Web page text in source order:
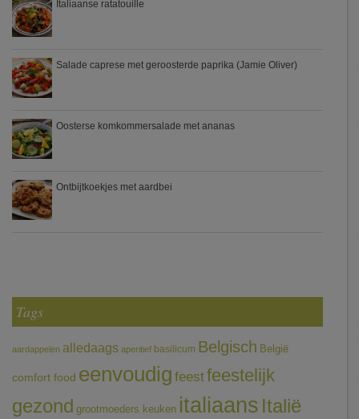
Italiaanse ratatouille
Salade caprese met geroosterde paprika (Jamie Oliver)
Oosterse komkommersalade met ananas
Ontbijtkoekjes met aardbei
Tags
aardappelen alledaags aperitief basilicum Belgisch België
comfort food eenvoudig feestfeestelijk
gezond grootmoeders keuken italiaans Italië